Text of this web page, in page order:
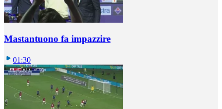
Mastantuono fa impazzire
01:30